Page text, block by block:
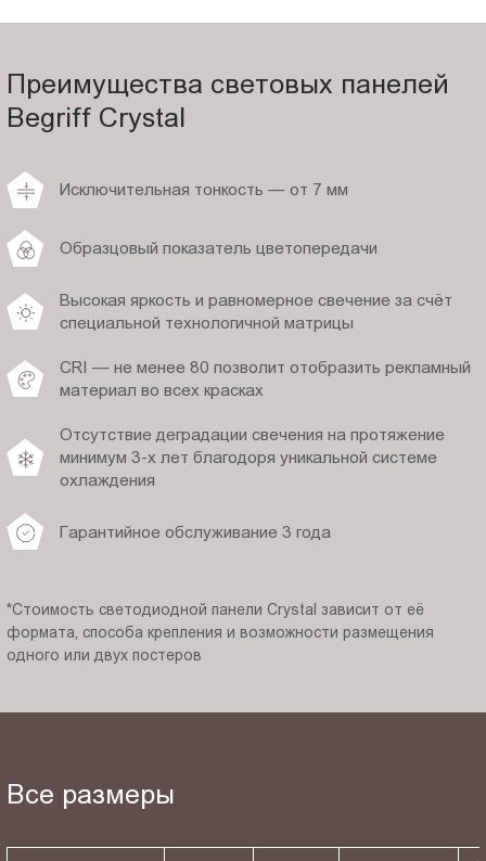
Преимущества световых панелей
Begriff Crystal
Исключительная тонкость — от 7 мм
Образцовый показатель цветопередачи
Высокая яркость и равномерное свечение за счёт
специальной технологичной матрицы
CRI — не менее 80 позволит отобразить рекламный
материал во всех красках
Отсутствие деградации свечения на протяжение
минимум 3-х лет благодоря уникальной системе
охлаждения
Гарантийное обслуживание 3 года
*Стоимость светодиодной панели Crystal зависит от её
формата, способа крепления и возможности размещения
одного или двух постеров
Все размеры